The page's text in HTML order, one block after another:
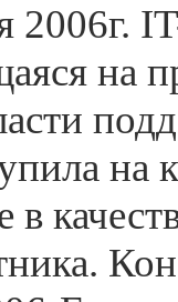
2006г.
на
на
в